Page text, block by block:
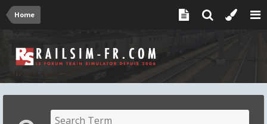
Home